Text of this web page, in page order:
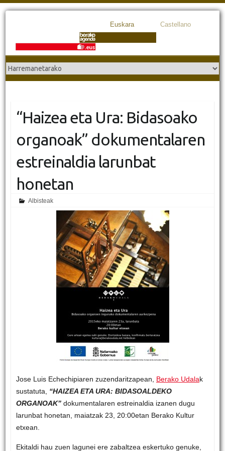
Euskara Castellano
“Haizea eta Ura: Bidasoako
organoak” dokumentalaren
estreinaldia larunbat
honetan
Albisteak
Jose Luis Echechipiaren zuzendaritzapean, Berako Udalak
sustatuta, “HAIZEA ETA URA: BIDASOALDEKO
ORGANOAK”dokumentalaren estreinaldia izanen dugu
larunbat honetan, maiatzak 23, 20:00etan Berako Kultur
etxean.
Ekitaldi hau zuen lagunei ere zabaltzea eskertuko genuke,